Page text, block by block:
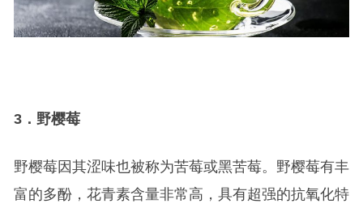
3．野樱莓
野樱莓因其涩味也被称为苦莓或黑苦莓。野樱莓有丰
富的多酚，花青素含量非常高，具有超强的抗氧化特